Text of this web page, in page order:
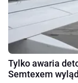
Tylko awaria
Semtexem